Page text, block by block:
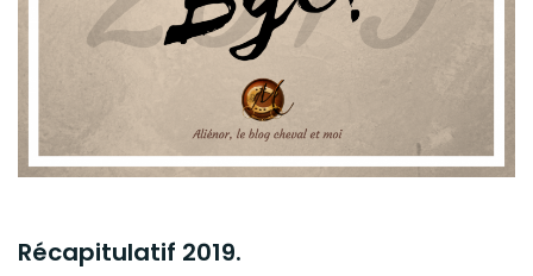
Récapitulatif 2019.